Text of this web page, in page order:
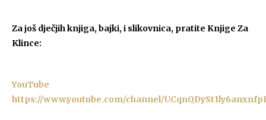
Za još dječjih knjiga, bajki, i slikovnica, pratite Knjige Za
Klince:
YouTube
https://www.youtube.com/channel/